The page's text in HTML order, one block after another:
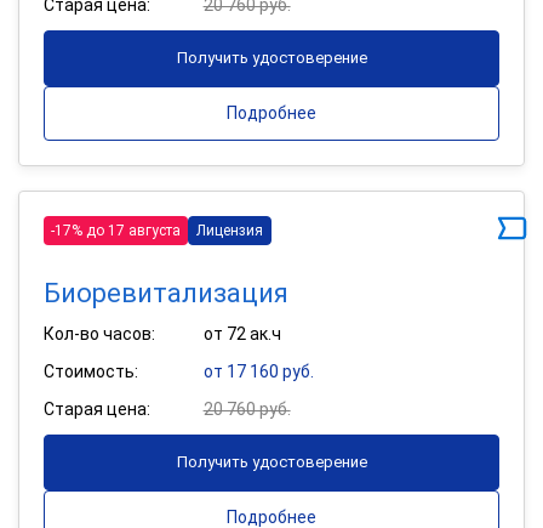
Старая цена:
20 760 руб.
Получить удостоверение
Подробнее
-17% до 17 августа Лицензия
Биоревитализация
Кол-во часов:
от 72 ак.ч
Стоимость:
от 17 160 руб.
Старая цена:
20 760 руб.
Получить удостоверение
Подробнее